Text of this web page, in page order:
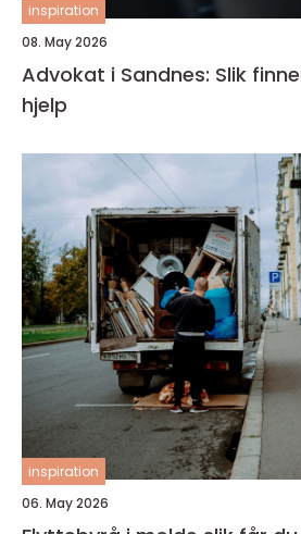
inspiration
08. May 2026
Advokat i Sandnes: Slik
hjelp
inspiration
06. May 2026